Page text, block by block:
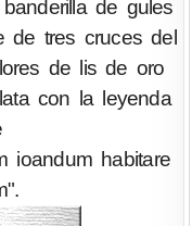
de gules
de tres cruces del
de lis de oro
con la leyenda
ioandum habitare